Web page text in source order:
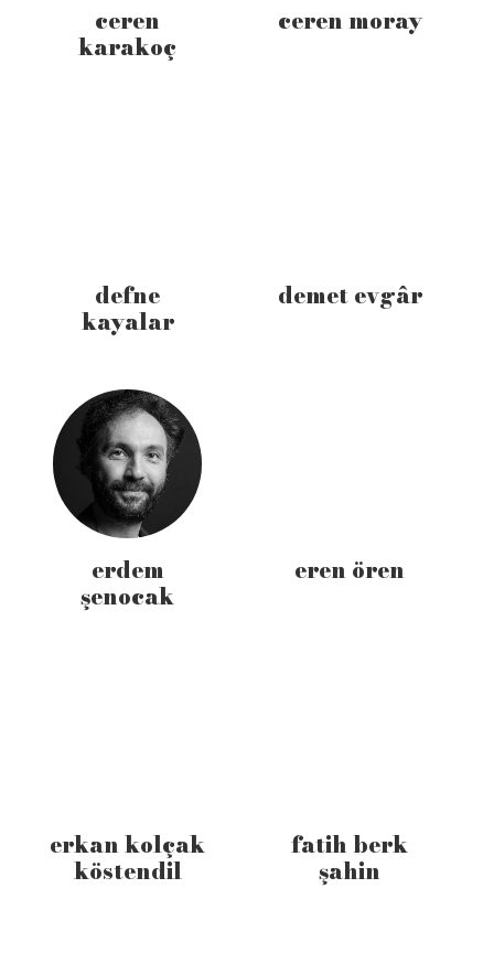
ceren
karakoç
ceren moray
defne
kayalar
demet evgâr
erdem
şenocak
eren ören
erkan kolçak
köstendil
fatih berk
şahin